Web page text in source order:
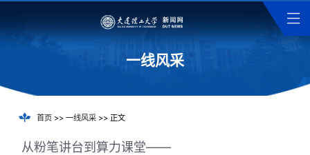
一线风采
首页>> 一线风采>> 正文
从粉笔讲台到算力课堂——